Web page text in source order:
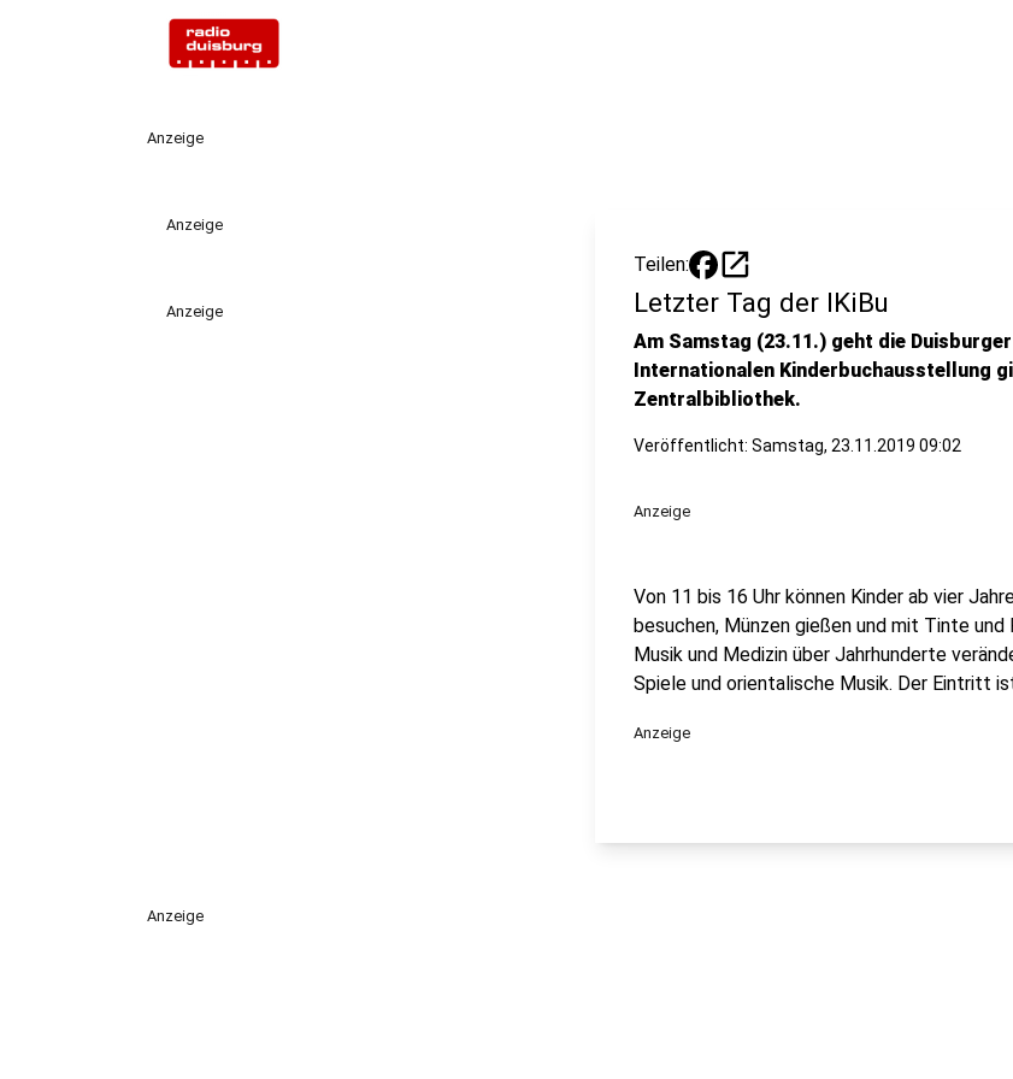
Anzeige
Anzeige
Anzeige
Teilen: open_in_new
Letzter Tag der IKiBu
Am Samstag (23.11.) geht die
Internationalen Kinderbuchausstellung
Zentralbibliothek.
Veröffentlicht: Samstag, 23.11.2019 09:02
Anzeige
Von 11 bis 16 Uhr können Kinder ab vier
besuchen, Münzen gießen und mit Tinte
Musik und Medizin über Jahrhunderte
Spiele und orientalische Musik. Der Eintritt
Anzeige
Anzeige